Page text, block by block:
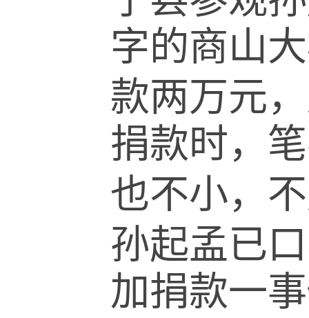
字的商山
款两万元
捐款时，
也不小，
孙起孟已
加捐款一